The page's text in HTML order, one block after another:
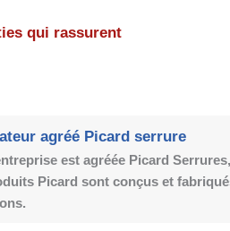
qui rassurent
agréé Picard serrure
est agréée Picard
Picard sont conçus et